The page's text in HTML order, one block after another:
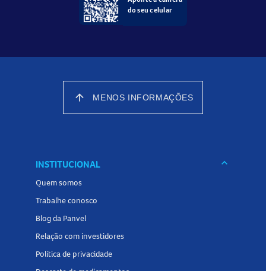
do seu celular
arrow_upward MENOS INFORMAÇÕES
INSTITUCIONAL keyboard_arrow_down
Quem somos
Trabalhe conosco
Blog da Panvel
Relação com investidores
Política de privacidade